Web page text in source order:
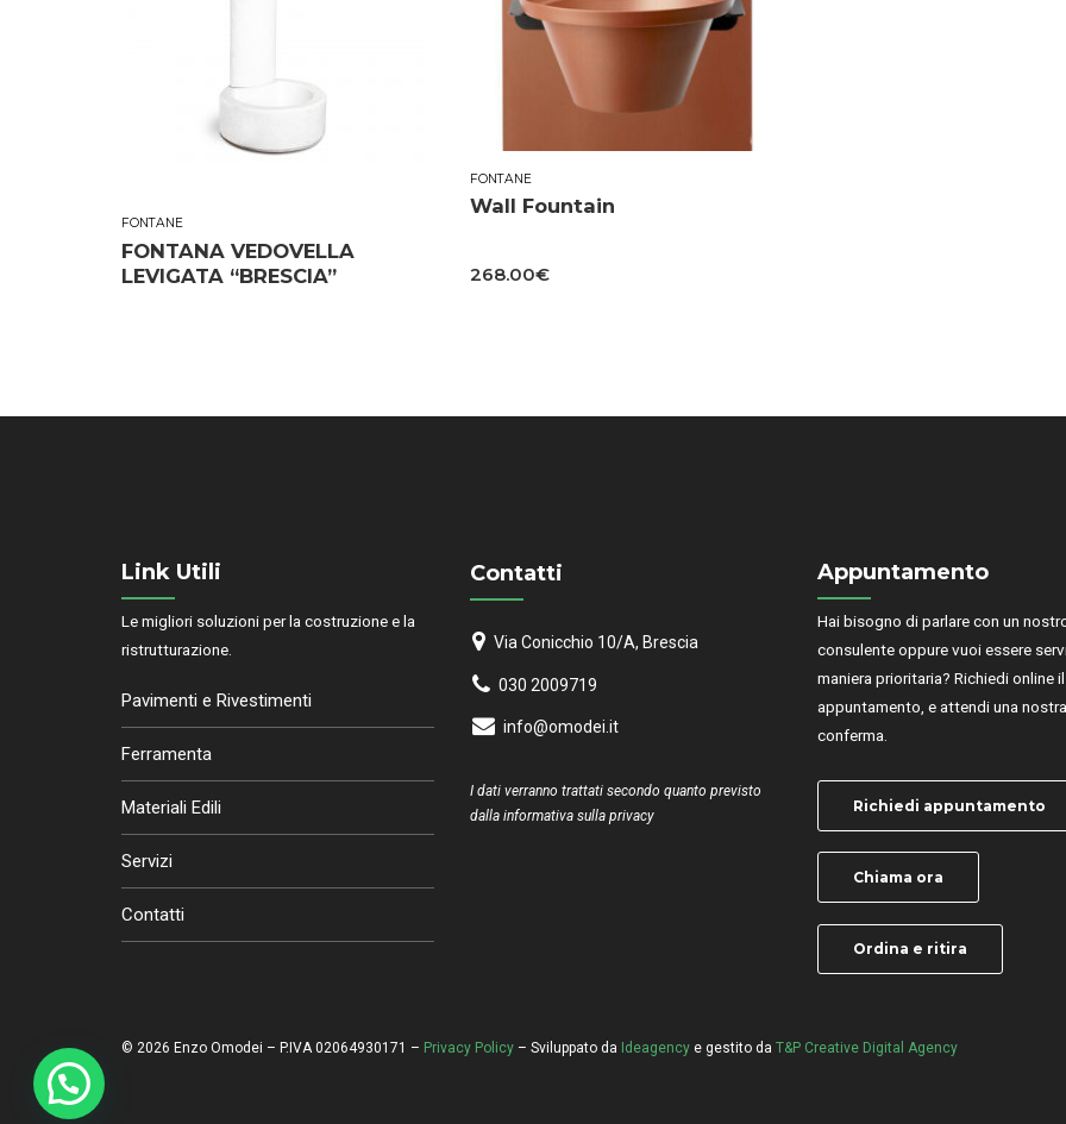
FONTANE
FONTANA VEDOVELLA
LEVIGATA “BRESCIA”
FONTANE
Wall Fountain
268.00€
Link Utili
Le migliori soluzioni per la costruzione e la
ristrutturazione.
Pavimenti e Rivestimenti
Ferramenta
Materiali Edili
Servizi
Contatti
Contatti
Via Conicchio 10/A, Brescia
030 2009719
info@omodei.it
I dati verranno trattati secondo quanto previsto
dalla informativa sulla privacy
Appuntamento
Hai bisogno di parlare con un
consulente oppure vuoi essere
maniera prioritaria? Richiedi online
appuntamento, e attendi una nostra
conferma.
Richiedi appuntamento
Chiama ora
Ordina e ritira
© 2026 Enzo Omodei – P.IVA 02064930171 – Privacy Policy – Sviluppato da Ideagency e gestito da T&P Creative Digital Agency